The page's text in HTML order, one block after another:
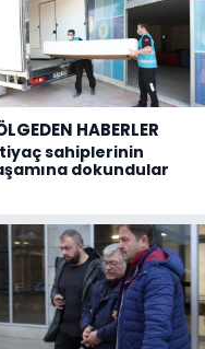
HABERLER
sahiplerinin
dokundular